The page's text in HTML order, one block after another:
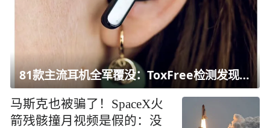
81款主流耳机全军覆没：ToxFree检测发现均含对人体有害化学物质
马斯克也被骗了！SpaceX火
箭残骸撞月视频是假的：没